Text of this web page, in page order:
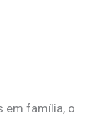
em família, o